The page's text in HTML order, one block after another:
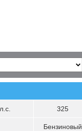
325
Бензиновый